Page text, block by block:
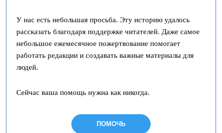
У нас есть небольшая просьба. Эту историю удалось
рассказать благодаря поддержке читателей. Даже самое
небольшое ежемесячное пожертвование помогает
работать редакции и создавать важные материалы для
людей.
Сейчас ваша помощь нужна как никогда.
ПОМОЧЬ